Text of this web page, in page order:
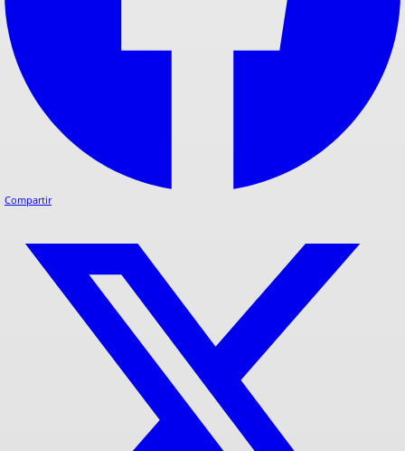
Compartir